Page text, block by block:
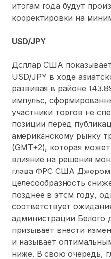
итогам года будут
корректировки на
USD/JPY
Доллар США
USD/JPY в ходе
развивая в районе
импульс,
участники торгов не
позиции перед
американскому рынку
(GMT+2), которая
влияние на решения
глава ФРС США Джером
целесообразность
позднее в этом году,
соответствует
администрации Белого
призывает внести
и называет
ниже. В свою очередь,